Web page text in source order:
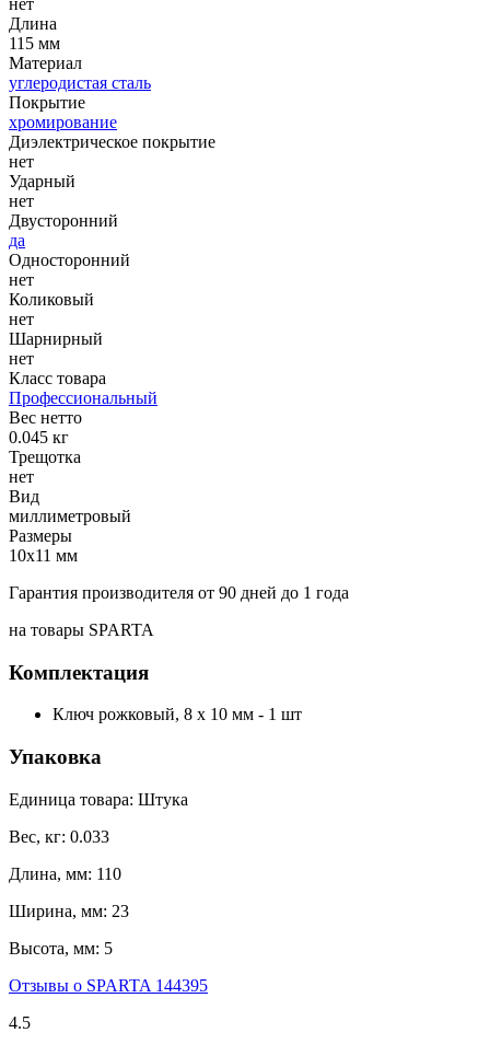
Длина
115 мм
Материал
углеродистая сталь
Покрытие
хромирование
Диэлектрическое покрытие
нет
Ударный
нет
Двусторонний
да
Односторонний
нет
Коликовый
нет
Шарнирный
нет
Класс товара
Профессиональный
Вес нетто
0.045 кг
Трещотка
нет
Вид
миллиметровый
Размеры
10х11 мм
Гарантия производителя от 90 дней до 1 года
на товары SPARTA
Комплектация
Ключ рожковый, 8 х 10 мм - 1 шт
Упаковка
Единица товара: Штука
Вес, кг: 0.033
Длина, мм: 110
Ширина, мм: 23
Высота, мм: 5
Отзывы о SPARTA 144395
4.5